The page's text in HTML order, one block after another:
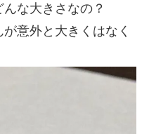
な大きさなの？
意外と大きくはなく